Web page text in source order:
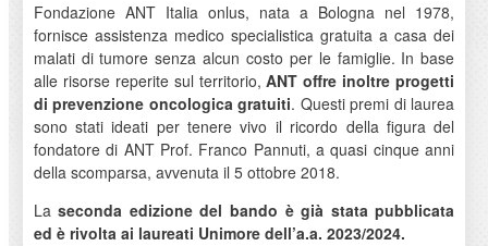
Fondazione ANT Italia onlus, nata a Bologna nel 1978,
fornisce assistenza medico specialistica gratuita a casa dei
malati di tumore senza alcun costo per le famiglie. In base
alle risorse reperite sul territorio,ANT offre inoltre progetti
di prevenzione oncologica gratuiti. Questi premi di laurea
sono stati ideati per tenere vivo il ricordo della figura del
fondatore di ANT Prof. Franco Pannuti, a quasi cinque anni
della scomparsa, avvenuta il 5 ottobre 2018.
Laseconda edizione del bando è già stata pubblicata
ed è rivolta ai laureati Unimore dell’a.a. 2023/2024.